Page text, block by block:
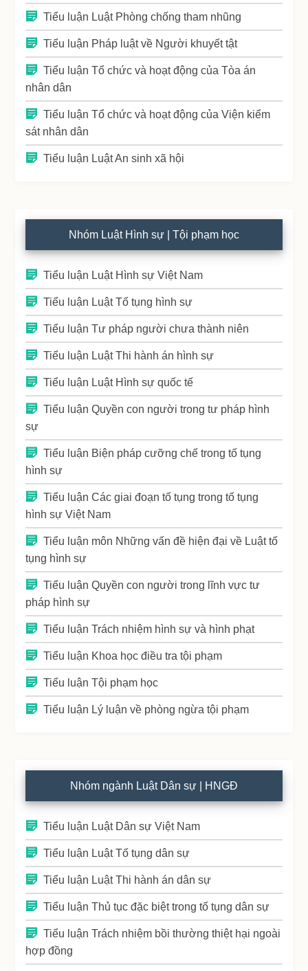
Tiểu luận Luật Phòng chống tham nhũng
Tiểu luận Pháp luật về Người khuyết tật
Tiểu luận Tổ chức và hoạt động của Tòa án
nhân dân
Tiểu luận Tổ chức và hoạt động của Viện kiểm
sát nhân dân
Tiểu luận Luật An sinh xã hội
Nhóm Luật Hình sự | Tội phạm học
Tiểu luận Luật Hình sự Việt Nam
Tiểu luận Luật Tố tụng hình sự
Tiểu luận Tư pháp người chưa thành niên
Tiểu luận Luật Thi hành án hình sự
Tiểu luận Luật Hình sự quốc tế
Tiểu luận Quyền con người trong tư pháp hình
sự
Tiểu luận Biện pháp cưỡng chế trong tố tụng
hình sự
Tiểu luận Các giai đoạn tố tụng trong tố tụng
hình sự Việt Nam
Tiểu luận môn Những vấn đề hiện đại về Luật tố
tụng hình sự
Tiểu luận Quyền con người trong lĩnh vực tư
pháp hình sự
Tiểu luận Trách nhiệm hình sự và hình phạt
Tiểu luận Khoa học điều tra tội phạm
Tiểu luận Tội phạm học
Tiểu luận Lý luận về phòng ngừa tội phạm
Nhóm ngành Luật Dân sự | HNGĐ
Tiểu luận Luật Dân sự Việt Nam
Tiểu luận Luật Tố tụng dân sự
Tiểu luận Luật Thi hành án dân sự
Tiểu luận Thủ tục đặc biệt trong tố tụng dân sự
Tiểu luận Trách nhiệm bồi thường thiệt hại ngoài
hợp đồng